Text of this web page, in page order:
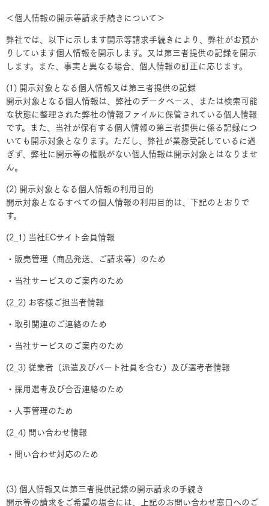
＜個人情報の開示等請求手続きについて＞
弊社では、以下に示します開示等請求手続きにより、弊社がお預か
りしています個人情報を開示します。又は第三者提供の記録を開示
します。また、事実と異なる場合、個人情報の訂正に応じます。
(1) 開示対象となる個人情報又は第三者提供の記録
開示対象となる個人情報は、弊社のデータベース、または検索可能
な状態に整理された弊社の情報ファイルに保管されている個人情報
です。また、当社が保有する個人情報の第三者提供に係る記録につ
いても開示対象となります。ただし、弊社が業務受託しているに過
ぎず、弊社に開示等の権限がない個人情報は開示対象とはなりませ
ん。
(2) 開示対象となる個人情報の利用目的
開示対象となるすべての個人情報の利用目的は、下記のとおりで
す。
(2_1) 当社ECサイト会員情報
・販売管理（商品発送、ご請求等）のため
・当社サービスのご案内のため
(2_2) お客様ご担当者情報
・取引関連のご連絡のため
・当社サービスのご案内のため
(2_3) 従業者（派遣及びパート社員を含む）及び選考者情報
・採用選考及び合否連絡のため
・人事管理のため
(2_4) 問い合わせ情報
・問い合わせ対応のため
(3) 個人情報又は第三者提供記録の開示請求の手続き
開示等の請求をご希望の場合には、上記のお問い合わせ窓口へのご